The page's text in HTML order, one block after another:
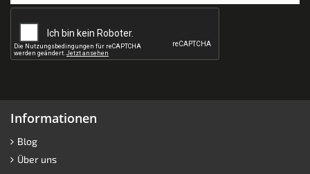
Informationen
Blog
Über uns